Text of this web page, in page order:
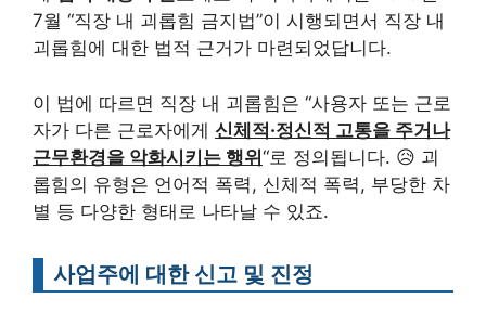
7월 “직장 내 괴롭힘 금지법”이 시행되면서 직장 내
괴롭힘에 대한 법적 근거가 마련되었답니다.
이 법에 따르면 직장 내 괴롭힘은 “사용자 또는 근로
자가 다른 근로자에게 신체적·정신적 고통을 주거나
근무환경을 악화시키는 행위“로 정의됩니다. 😥 괴
롭힘의 유형은 언어적 폭력, 신체적 폭력, 부당한 차
별 등 다양한 형태로 나타날 수 있죠.
사업주에 대한 신고 및 진정